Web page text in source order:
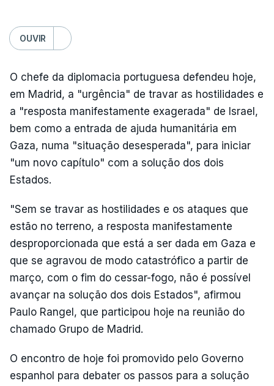
OUVIR
O chefe da diplomacia portuguesa defendeu hoje,
em Madrid, a "urgência" de travar as hostilidades e
a "resposta manifestamente exagerada" de Israel,
bem como a entrada de ajuda humanitária em
Gaza, numa "situação desesperada", para iniciar
"um novo capítulo" com a solução dos dois
Estados.
"Sem se travar as hostilidades e os ataques que
estão no terreno, a resposta manifestamente
desproporcionada que está a ser dada em Gaza e
que se agravou de modo catastrófico a partir de
março, com o fim do cessar-fogo, não é possível
avançar na solução dos dois Estados", afirmou
Paulo Rangel, que participou hoje na reunião do
chamado Grupo de Madrid.
O encontro de hoje foi promovido pelo Governo
espanhol para debater os passos para a solução